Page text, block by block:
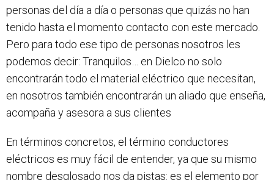
personas del día a día o personas que quizás no han
tenido hasta el momento contacto con este mercado.
Pero para todo ese tipo de personas nosotros les
podemos decir: Tranquilos… en Dielco no solo
encontrarán todo el material eléctrico que necesitan,
en nosotros también encontrarán un aliado que enseña,
acompaña y asesora a sus clientes
En términos concretos, el término conductores
eléctricos es muy fácil de entender, ya que su mismo
nombre desglosado nos da pistas: es el elemento por